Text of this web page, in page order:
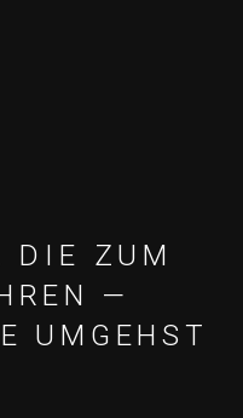
DIE ZUM
—
UMGEHST